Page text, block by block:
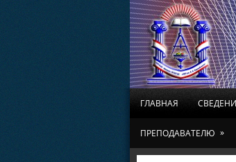
ГЛАВНАЯ
ПРЕПОДАВАТЕЛЮ »